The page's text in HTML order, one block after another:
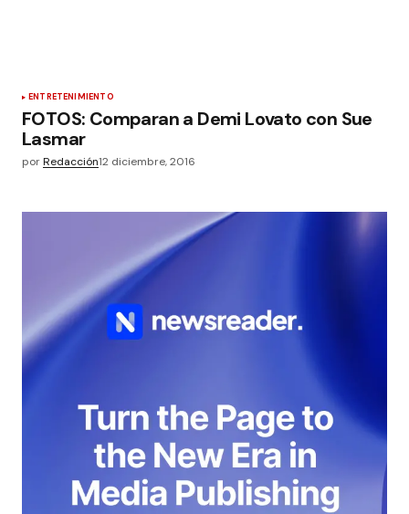
ENTRETENIMIENTO
FOTOS: Comparan a Demi Lovato con Sue
Lasmar
porRedacción12 diciembre, 2016